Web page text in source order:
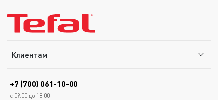
Клиентам
+7 (700) 061-10-00
с 09.00 до 18.00